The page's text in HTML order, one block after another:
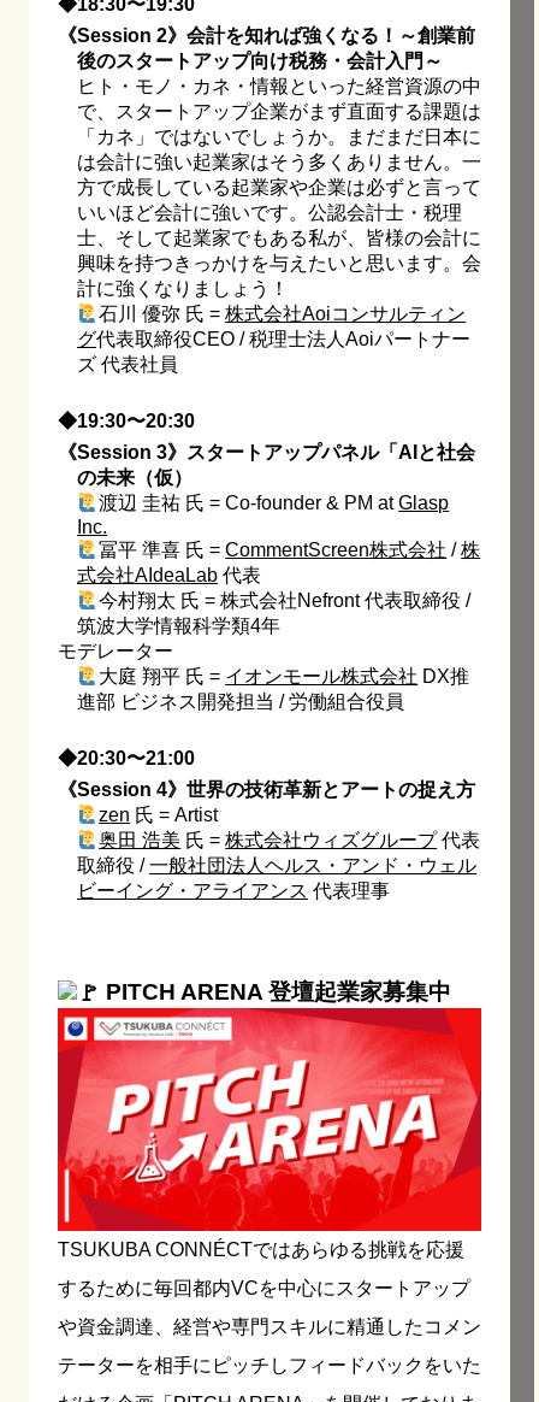
◆18:30〜19:30
《Session 2》会計を知れば強くなる！～創業前
後のスタートアップ向け税務・会計入門～
ヒト・モノ・カネ・情報といった経営資源の中
で、スタートアップ企業がまず直面する課題は
「カネ」ではないでしょうか。まだまだ日本に
は会計に強い起業家はそう多くありません。一
方で成長している起業家や企業は必ずと言って
いいほど会計に強いです。公認会計士・税理
士、そして起業家でもある私が、皆様の会計に
興味を持つきっかけを与えたいと思います。会
計に強くなりましょう！
石川 優弥 氏 =株式会社Aoiコンサルティン
グ代表取締役CEO / 税理士法人Aoiパートナー
ズ 代表社員
◆19:30〜20:30
《Session 3》スタートアップパネル「AIと社会
の未来（仮）
渡辺 圭祐 氏 = Co-founder & PM atGlasp
Inc.
冨平 準喜 氏 =CommentScreen株式会社 /株
式会社AIdeaLab 代表
今村翔太 氏 = 株式会社Nefront 代表取締役 /
筑波大学情報科学類4年
モデレーター
大庭 翔平 氏 = イオンモール株式会社 DX推
進部 ビジネス開発担当 / 労働組合役員
◆20:30〜21:00
《Session 4》世界の技術革新とアートの捉え方
zen 氏 = Artist
奥田 浩美 氏 =株式会社ウィズグループ代表
取締役 /一般社団法人ヘルス・アンド・ウェル
ビーイング・アライアンス 代表理事
PITCH ARENA 登壇起業家募集中
TSUKUBA CONNÉCTではあらゆる挑戦を応援
するために毎回都内VCを中心にスタートアップ
や資金調達、経営や専門スキルに精通したコメン
テーターを相手にピッチしフィードバックをいた